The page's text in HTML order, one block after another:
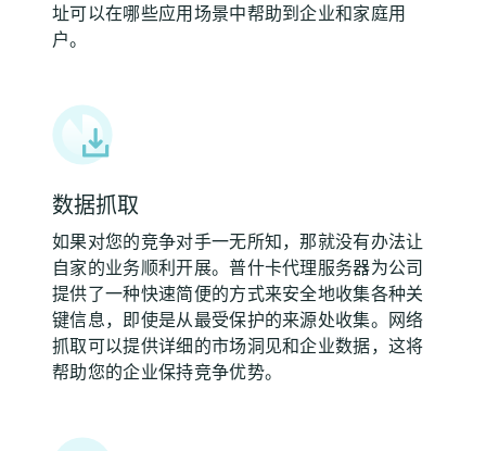
址可以在哪些应用场景中帮助到企业和家庭用
户。
数据抓取
如果对您的竞争对手一无所知，那就没有办法让
自家的业务顺利开展。普什卡代理服务器为公司
提供了一种快速简便的方式来安全地收集各种关
键信息，即使是从最受保护的来源处收集。网络
抓取可以提供详细的市场洞见和企业数据，这将
帮助您的企业保持竞争优势。